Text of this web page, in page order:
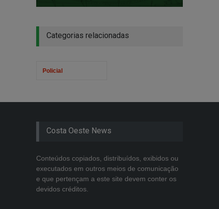
Categorias relacionadas
Policial
Costa Oeste News
Conteúdos copiados, distribuídos, exibidos ou
executados em outros meios de comunicação
e que pertençam a este site devem conter os
devidos créditos.